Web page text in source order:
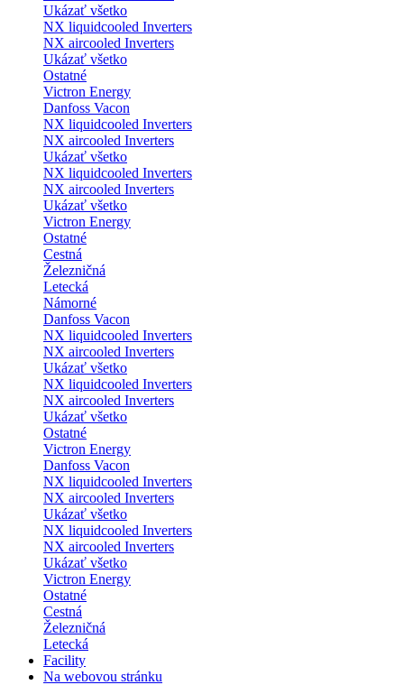
Ukázať všetko
NX liquidcooled Inverters
NX aircooled Inverters
Ukázať všetko
Ostatné
Victron Energy
Danfoss Vacon
NX liquidcooled Inverters
NX aircooled Inverters
Ukázať všetko
NX liquidcooled Inverters
NX aircooled Inverters
Ukázať všetko
Victron Energy
Ostatné
Cestná
Železničná
Letecká
Námorné
Danfoss Vacon
NX liquidcooled Inverters
NX aircooled Inverters
Ukázať všetko
NX liquidcooled Inverters
NX aircooled Inverters
Ukázať všetko
Ostatné
Victron Energy
Danfoss Vacon
NX liquidcooled Inverters
NX aircooled Inverters
Ukázať všetko
NX liquidcooled Inverters
NX aircooled Inverters
Ukázať všetko
Victron Energy
Ostatné
Cestná
Železničná
Letecká
Facility
Na webovou stránku